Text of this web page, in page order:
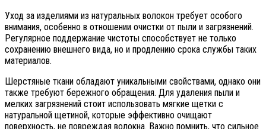
Уход за изделиями из натуральных волокон требует особого
внимания, особенно в отношении очистки от пыли и загрязнений.
Регулярное поддержание чистоты способствует не только
сохранению внешнего вида, но и продлению срока службы таких
материалов.
Шерстяные ткани обладают уникальными свойствами, однако они
также требуют бережного обращения. Для удаления пыли и
мелких загрязнений стоит использовать мягкие щетки с
натуральной щетиной, которые эффективно очищают
поверхность, не повреждая волокна. Важно помнить, что сильное